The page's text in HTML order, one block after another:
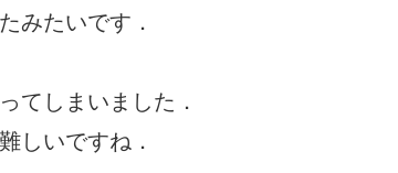
みたいです．
てしまいました．
しいですね．